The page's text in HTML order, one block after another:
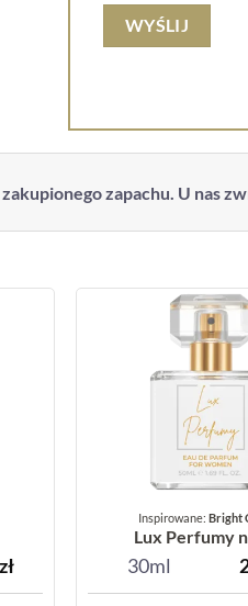
zapachu. U nas
zł
Inspirowane:Bright
Lux Perfumy
30ml